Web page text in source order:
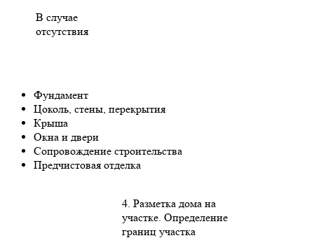
В случае
отсутствия
Фундамент
Цоколь, стены, перекрытия
Крыша
Окна и двери
Сопровождение строительства
Предчистовая отделка
4. Разметка дома на
участке. Определение
границ участка